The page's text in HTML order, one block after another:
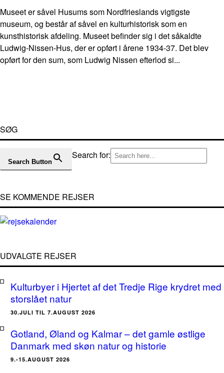
Museet er såvel Husums som Nordfrieslands vigtigste
museum, og består af såvel en kulturhistorisk som en
kunsthistorisk afdeling. Museet befinder sig i det såkaldte
Ludwig-Nissen-Hus, der er opført i årene 1934-37. Det blev
opført for den sum, som Ludwig Nissen efterlod si...
SØG
Search for:
Search Button
SE KOMMENDE REJSER
UDVALGTE REJSER
Kulturbyer i Hjertet af det Tredje Rige krydret med
storslået natur
30.JULI TIL 7.AUGUST 2026
Gotland, Øland og Kalmar – det gamle østlige
Danmark med skøn natur og historie
9.-15.AUGUST 2026